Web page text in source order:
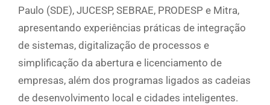
Paulo (SDE), JUCESP, SEBRAE, PRODESP e Mitra,
apresentando experiências práticas de integração
de sistemas, digitalização de processos e
simplificação da abertura e licenciamento de
empresas, além dos programas ligados as cadeias
de desenvolvimento local e cidades inteligentes.